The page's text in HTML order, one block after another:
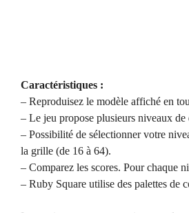
Caractéristiques :
– Reproduisez le modèle affiché en
– Le jeu propose plusieurs niveaux
– Possibilité de sélectionner votre
la grille (de 16 à 64).
– Comparez les scores. Pour chaque
– Ruby Square utilise des palettes de